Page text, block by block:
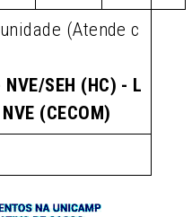
(Atende c
SEH (HC) - L
(CECOM)